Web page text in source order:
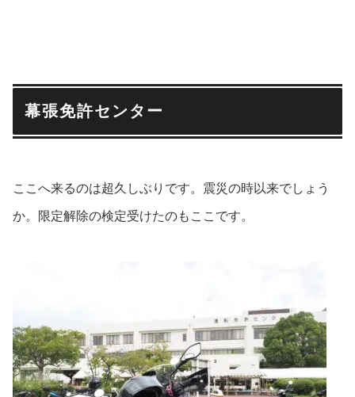
幕張免許センター
ここへ来るのは超久しぶりです。震災の時以来でしょう
か。限定解除の検定受けたのもここです。